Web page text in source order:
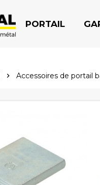
PORTAIL
 Accessoires de portail